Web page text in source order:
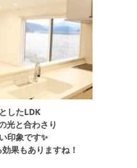
したLDK
光と合わさり
印象です✨
果もありますね！